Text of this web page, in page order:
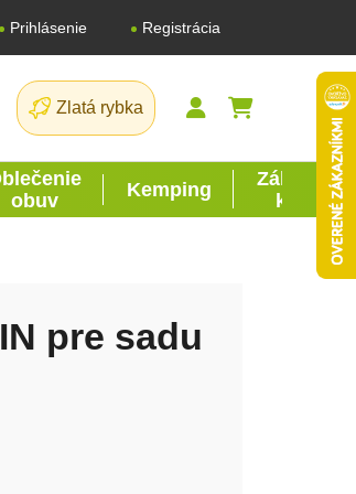
Prihlásenie Registrácia
Zlatá rybka
NÁKUPNÝ
obuv
Kemping
Záhrada
kutil
pre sadu